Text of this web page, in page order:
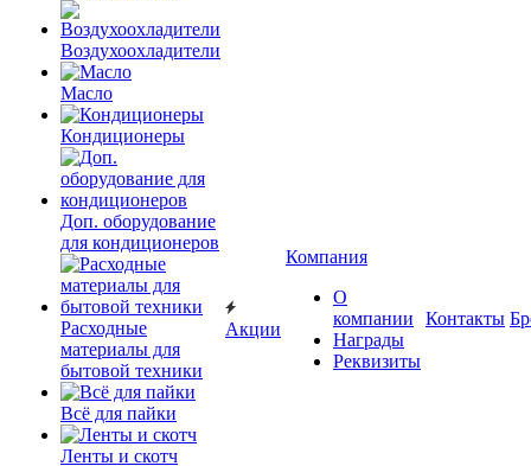
Воздухоохладители
Масло
Кондиционеры
Доп. оборудование
для кондиционеров
Расходные
материалы для
бытовой техники
Всё для пайки
Ленты и скотч
Акции
Компания
О
компании
Награды
Реквизиты
Контакты